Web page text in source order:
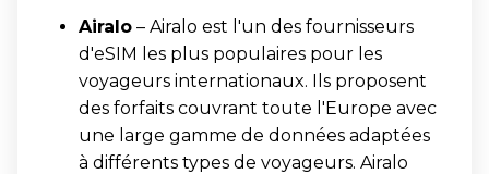
Airalo – Airalo est l'un des fournisseurs
d'eSIM les plus populaires pour les
voyageurs internationaux. Ils proposent
des forfaits couvrant toute l'Europe avec
une large gamme de données adaptées
à différents types de voyageurs. Airalo